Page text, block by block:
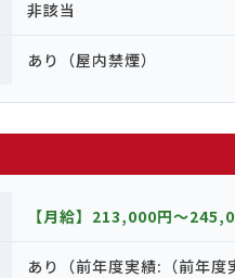
非該当
あり（屋内禁煙）
【月給】213,000円〜
あり（前年度実績:（前年度